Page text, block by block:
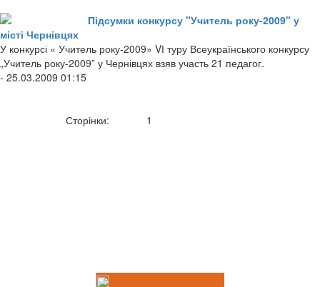
Підсумки конкурсу "Учитель року-2009" у
місті Чернівцях
У конкурсі « Учитель року-2009» VІ туру Всеукраїнського конкурсу
„Учитель року-2009” у Чернівцях взяв участь 21 педагог.
- 25.03.2009 01:15
Сторінки: 1